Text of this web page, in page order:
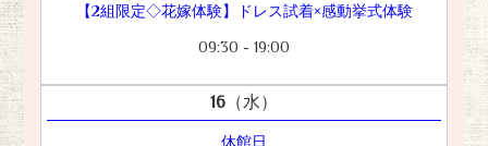
【2組限定◇花嫁体験】ドレス試着×感動挙式体験
09:30 - 19:00
16 （水）
休館日